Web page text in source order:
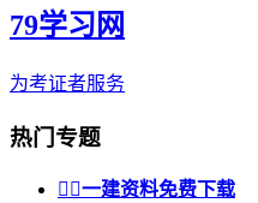
79学习网
为考证者服务
热门专题
 一建资料免费下载